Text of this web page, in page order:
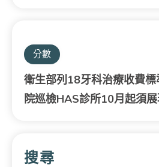
分數
衛生部列18牙科治療收費
院巡檢HAS診所10月起須
搜尋